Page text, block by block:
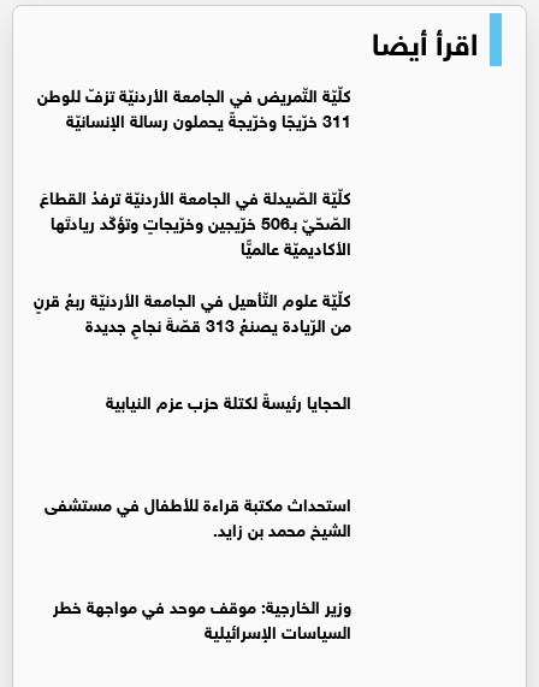
اقرأ أيضا
كلّيّة التّمريض في الجامعة الأردنيّة تزفّ للوطن
311 خرّيجًا وخرّيجةً يحملون رسالة الإنسانيّة
كلّيّة الصّيدلة في الجامعة الأردنيّة ترفدُ القطاعَ
الصّحّيّ بـ506 خرّيجين وخرّيجاتٍ وتؤكّد ريادتَها
الأكاديميّة عالميًّا
كلّيّة علوم التّأهيل في الجامعة الأردنيّة ربعُ قرنٍ
من الرّيادة يصنعُ 313 قصّةَ نجاحٍ جديدة
الحجايا رئيسةً لكتلة حزب عزم النيابية
استحداث مكتبة قراءة للأطفال في مستشفى
الشيخ محمد بن زايد.
وزير الخارجية: موقف موحد في مواجهة خطر
السياسات الإسرائيلية